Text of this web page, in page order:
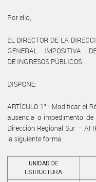
Por ello,
EL DIRECTOR DE LA
GENERAL IMPOSITIVA
DE INGRESOS PÚBLICOS
DISPONE:
ARTÍCULO 1°.- Modificar el
ausencia o impedimento
Dirección Regional Sur –
la siguiente forma:
UNIDAD DE
ESTRUCTURA